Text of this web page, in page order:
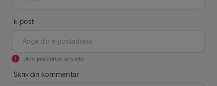
E-post
Din e-postadress syns inte
Skriv din kommentar